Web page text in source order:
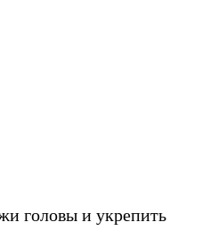
головы и укрепить